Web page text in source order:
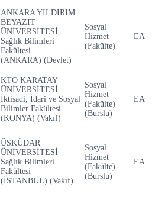
ANKARA YILDIRIM
BEYAZIT
ÜNİVERSİTESİ
Sağlık Bilimleri
Fakültesi
(ANKARA) (Devlet)
Sosyal
Hizmet
(Fakülte)
EA
KTO KARATAY
ÜNİVERSİTESİ
İktisadi, İdari ve Sosyal
Bilimler Fakültesi
(KONYA) (Vakıf)
Sosyal
Hizmet
(Fakülte)
(Burslu)
EA
ÜSKÜDAR
ÜNİVERSİTESİ
Sağlık Bilimleri
Fakültesi
(İSTANBUL) (Vakıf)
Sosyal
Hizmet
(Fakülte)
(Burslu)
EA